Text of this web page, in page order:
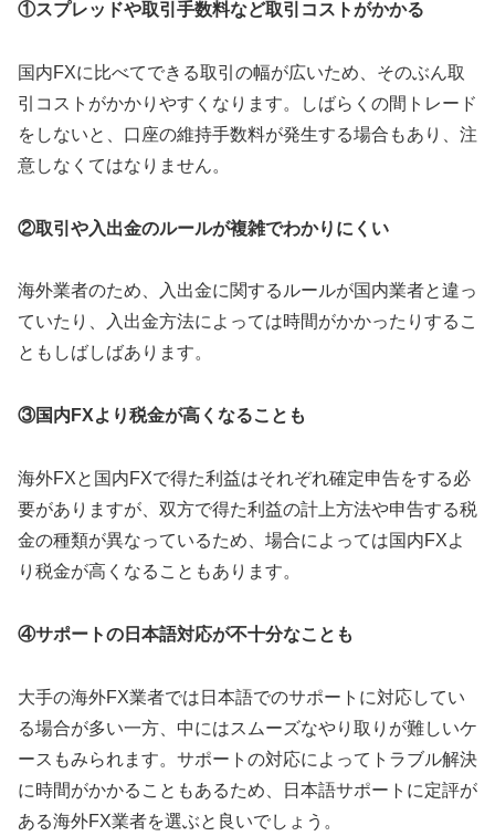
①スプレッドや取引手数料など取引コストがかかる
国内FXに比べてできる取引の幅が広いため、そのぶん取
引コストがかかりやすくなります。しばらくの間トレード
をしないと、口座の維持手数料が発生する場合もあり、注
意しなくてはなりません。
②取引や入出金のルールが複雑でわかりにくい
海外業者のため、入出金に関するルールが国内業者と違っ
ていたり、入出金方法によっては時間がかかったりするこ
ともしばしばあります。
③国内FXより税金が高くなることも
海外FXと国内FXで得た利益はそれぞれ確定申告をする必
要がありますが、双方で得た利益の計上方法や申告する税
金の種類が異なっているため、場合によっては国内FXよ
り税金が高くなることもあります。
④サポートの日本語対応が不十分なことも
大手の海外FX業者では日本語でのサポートに対応してい
る場合が多い一方、中にはスムーズなやり取りが難しいケ
ースもみられます。サポートの対応によってトラブル解決
に時間がかかることもあるため、日本語サポートに定評が
ある海外FX業者を選ぶと良いでしょう。